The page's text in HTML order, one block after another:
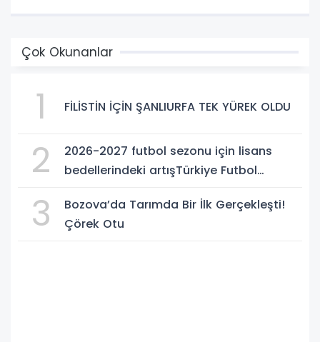
Çok Okunanlar
1 FİLİSTİN İÇİN ŞANLIURFA TEK YÜREK OLDU
2
2026-2027 futbol sezonu için lisans
bedellerindeki artışTürkiye Futbol
3
Bozova’da Tarımda Bir İlk Gerçekleşti!
Çörek Otu